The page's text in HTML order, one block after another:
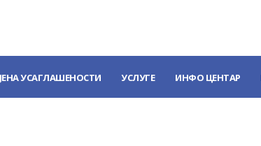
УСАГЛАШЕНОСТИ УСЛУГЕ ИНФО ЦЕНТАР